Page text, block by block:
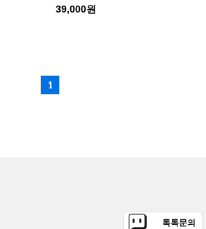
39,000원
1
톡톡문의